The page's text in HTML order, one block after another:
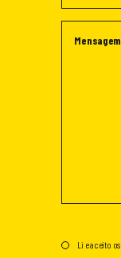
Li e aceito os